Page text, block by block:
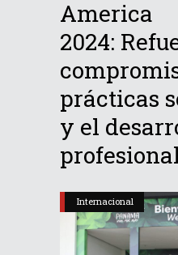
America
2024:
prácticas
y el
Internacional